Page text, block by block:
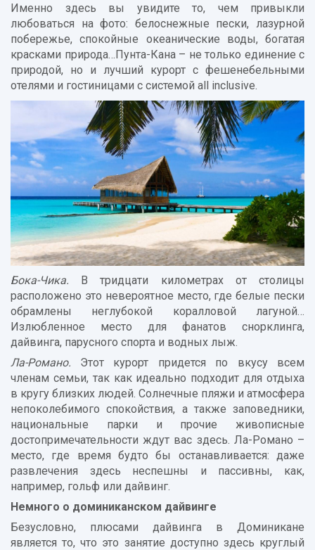
Именно здесь вы увидите то, чем привыкли
любоваться на фото: белоснежные пески, лазурной
побережье, спокойные океанические воды, богатая
красками природа…Пунта-Кана – не только единение с
природой, но и лучший курорт с фешенебельными
отелями и гостиницами с системой all inclusive.
Бока-Чика. В тридцати километрах от столицы
расположено это невероятное место, где белые пески
обрамлены неглубокой коралловой лагуной…
Излюбленное место для фанатов снорклинга,
дайвинга, парусного спорта и водных лыж.
Ла-Романо. Этот курорт придется по вкусу всем
членам семьи, так как идеально подходит для отдыха
в кругу близких людей. Солнечные пляжи и атмосфера
непоколебимого спокойствия, а также заповедники,
национальные парки и прочие живописные
достопримечательности ждут вас здесь. Ла-Романо –
место, где время будто бы останавливается: даже
развлечения здесь неспешны и пассивны, как,
например, гольф или дайвинг.
Немного о доминиканском дайвинге
Безусловно, плюсами дайвинга в Доминикане
является то, что это занятие доступно здесь круглый